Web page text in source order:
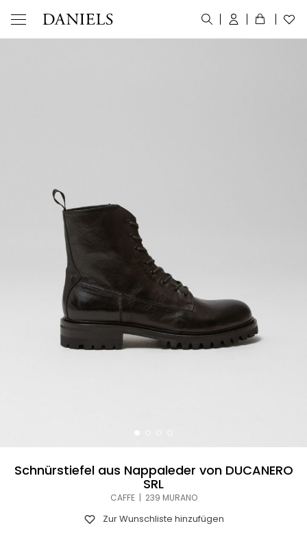
Schnürstiefel aus Nappaleder von DUCANERO
SRL
CAFFE | 239 MURANO
Zur Wunschliste hinzufügen